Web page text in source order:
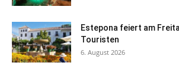
Estepona feiert am
Touristen
6. August 2026